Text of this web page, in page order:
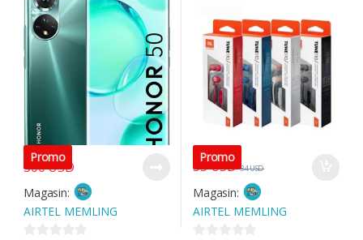
Promo
300USD
370USD
Magasin:
AIRTEL MEMLING
Promo
33USD 34USD
Magasin:
AIRTEL MEMLING